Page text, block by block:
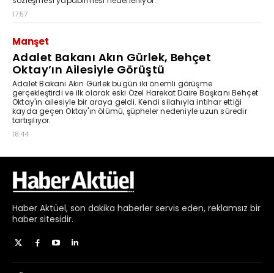
Haber Aktüel, son dakika haberler servis eden, reklamsız bir
haber sitesidir.